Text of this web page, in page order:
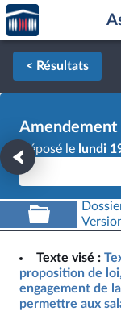
Aller au contenu
Aller en bas de la
Accèder
à la
page
d'accueil
< Résultats
Amendement
Déposé le lundi
Texte visé :
proposition de
engagement de
permettre aux